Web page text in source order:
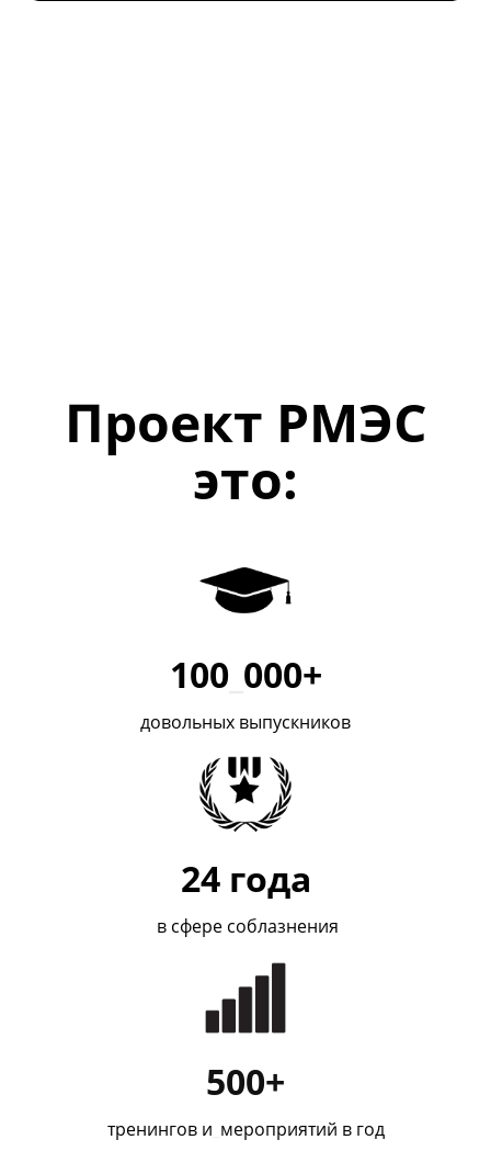
Проект РМЭС
это:
100_ 000+
довольных выпускников
24 года
в сфере соблазнения
500+
тренингов и мероприятий в год